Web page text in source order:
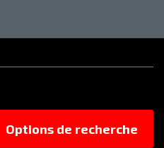
Options de recherche